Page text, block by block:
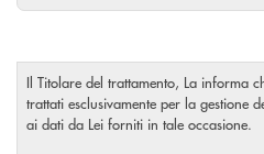
Il Titolare del trattamento, La informa
trattati esclusivamente per la gestione
ai dati da Lei forniti in tale occasione.